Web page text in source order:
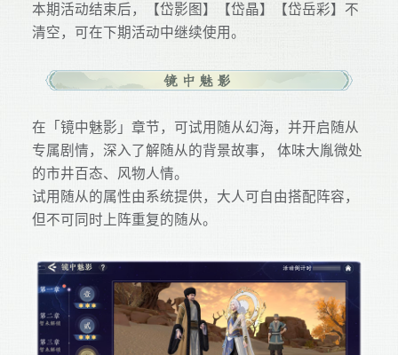
本期活动结束后，【岱影图】【岱晶】【岱岳彩】不
清空，可在下期活动中继续使用。
在「镜中魅影」章节，可试用随从幻海，并开启随从
专属剧情，深入了解随从的背景故事， 体味大胤微处
的市井百态、风物人情。
试用随从的属性由系统提供，大人可自由搭配阵容，
但不可同时上阵重复的随从。